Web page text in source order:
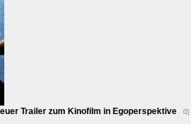
Trailer zum Kinofilm in Egoperspektive